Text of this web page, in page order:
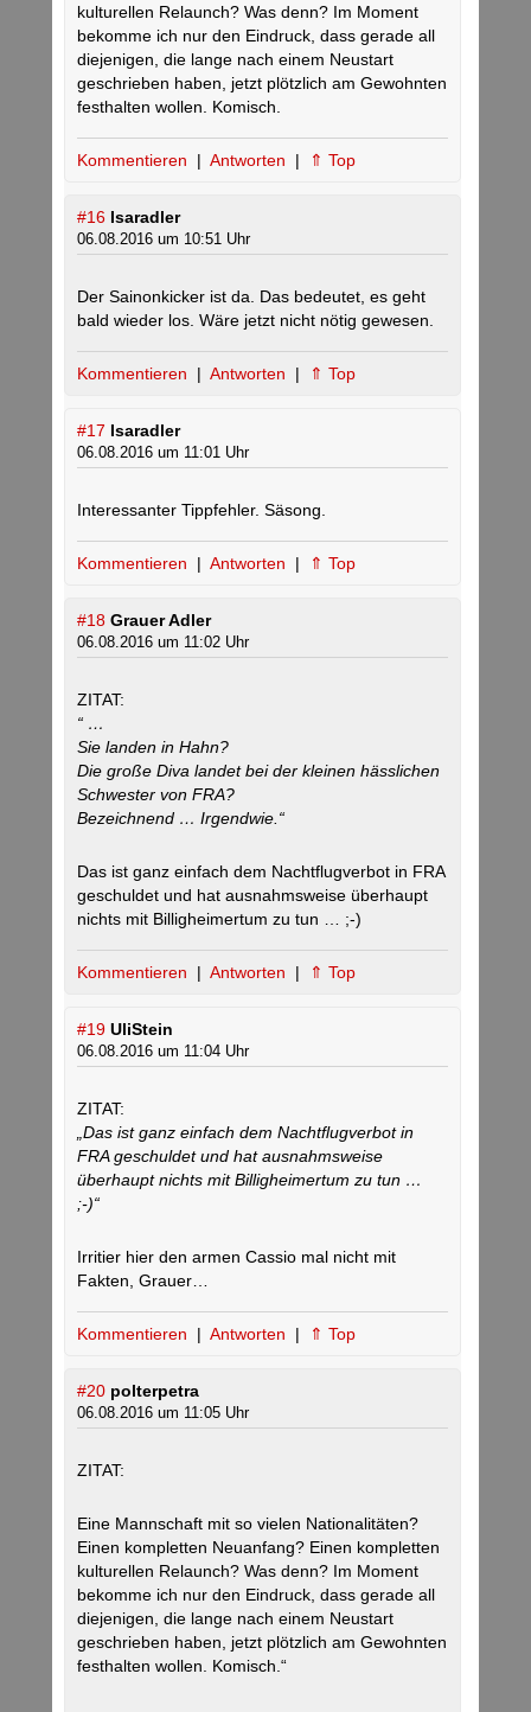
kulturellen Relaunch? Was denn? Im Moment
bekomme ich nur den Eindruck, dass gerade all
diejenigen, die lange nach einem Neustart
geschrieben haben, jetzt plötzlich am Gewohnten
festhalten wollen. Komisch.
Kommentieren | Antworten | ⇑ Top
#16 Isaradler
06.08.2016 um 10:51 Uhr
Der Sainonkicker ist da. Das bedeutet, es geht
bald wieder los. Wäre jetzt nicht nötig gewesen.
Kommentieren | Antworten | ⇑ Top
#17 Isaradler
06.08.2016 um 11:01 Uhr
Interessanter Tippfehler. Säsong.
Kommentieren | Antworten | ⇑ Top
#18 Grauer Adler
06.08.2016 um 11:02 Uhr
ZITAT:
“ …
Sie landen in Hahn?
Die große Diva landet bei der kleinen hässlichen
Schwester von FRA?
Bezeichnend … Irgendwie.“
Das ist ganz einfach dem Nachtflugverbot in FRA
geschuldet und hat ausnahmsweise überhaupt
nichts mit Billigheimertum zu tun … ;-)
Kommentieren | Antworten | ⇑ Top
#19 UliStein
06.08.2016 um 11:04 Uhr
ZITAT:
„Das ist ganz einfach dem Nachtflugverbot in
FRA geschuldet und hat ausnahmsweise
überhaupt nichts mit Billigheimertum zu tun …
;-)“
Irritier hier den armen Cassio mal nicht mit
Fakten, Grauer…
Kommentieren | Antworten | ⇑ Top
#20 polterpetra
06.08.2016 um 11:05 Uhr
ZITAT:
Eine Mannschaft mit so vielen Nationalitäten?
Einen kompletten Neuanfang? Einen kompletten
kulturellen Relaunch? Was denn? Im Moment
bekomme ich nur den Eindruck, dass gerade all
diejenigen, die lange nach einem Neustart
geschrieben haben, jetzt plötzlich am Gewohnten
festhalten wollen. Komisch.“